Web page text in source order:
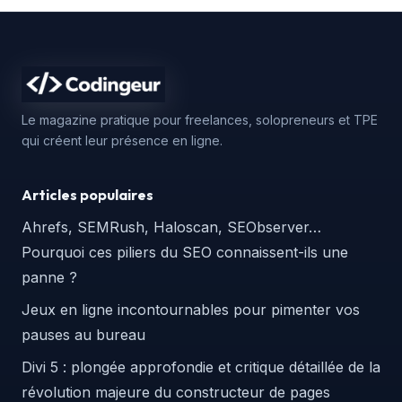
Le magazine pratique pour freelances, solopreneurs et TPE
qui créent leur présence en ligne.
Articles populaires
Ahrefs, SEMRush, Haloscan, SEObserver…
Pourquoi ces piliers du SEO connaissent-ils une
panne ?
Jeux en ligne incontournables pour pimenter vos
pauses au bureau
Divi 5 : plongée approfondie et critique détaillée de la
révolution majeure du constructeur de pages